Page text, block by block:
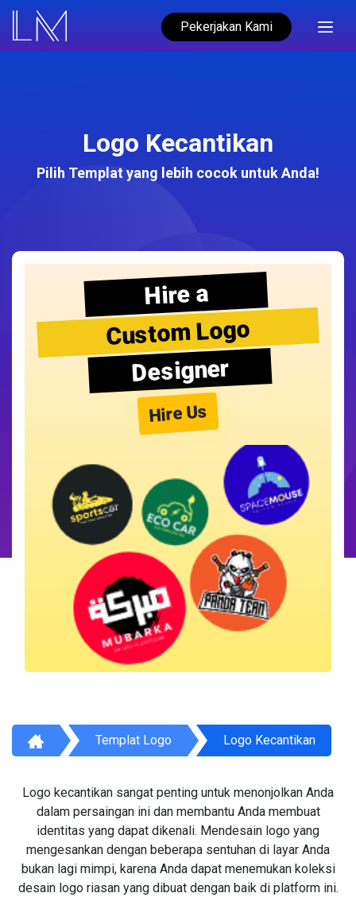
Pekerjakan Kami
Logo Kecantikan
Pilih Templat yang lebih cocok untuk Anda!
Hire a
Custom Logo
Designer
Hire Us
Templat Logo Logo Kecantikan
Logo kecantikan sangat penting untuk menonjolkan Anda
dalam persaingan ini dan membantu Anda membuat
identitas yang dapat dikenali. Mendesain logo yang
mengesankan dengan beberapa sentuhan di layar Anda
bukan lagi mimpi, karena Anda dapat menemukan koleksi
desain logo riasan yang dibuat dengan baik di platform ini.